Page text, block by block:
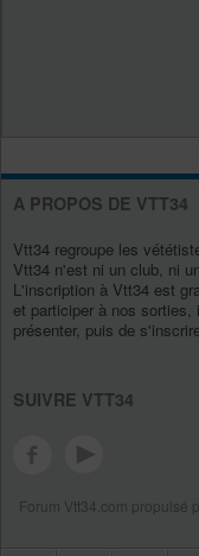
A PROPOS DE VTT34
Vtt34 regroupe les
Vtt34 n'est ni un club, ni
L'inscription à Vtt34 est
et participer à nos
présenter, puis de
SUIVRE VTT34
Forum Vtt34.com propulsé